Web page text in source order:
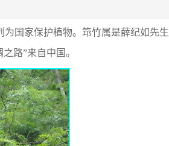
国家保护植物。筇竹属是薛纪如先生
路”来自中国。